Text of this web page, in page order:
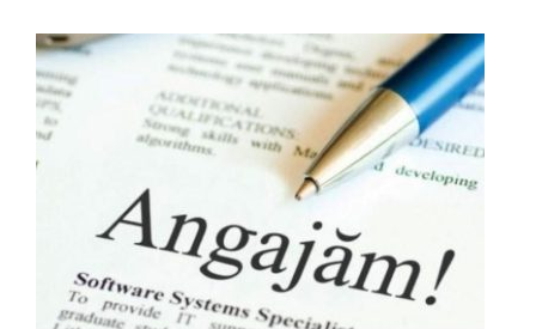
Executarea
Executarea
bugetului
municipal
Chișinău
pe